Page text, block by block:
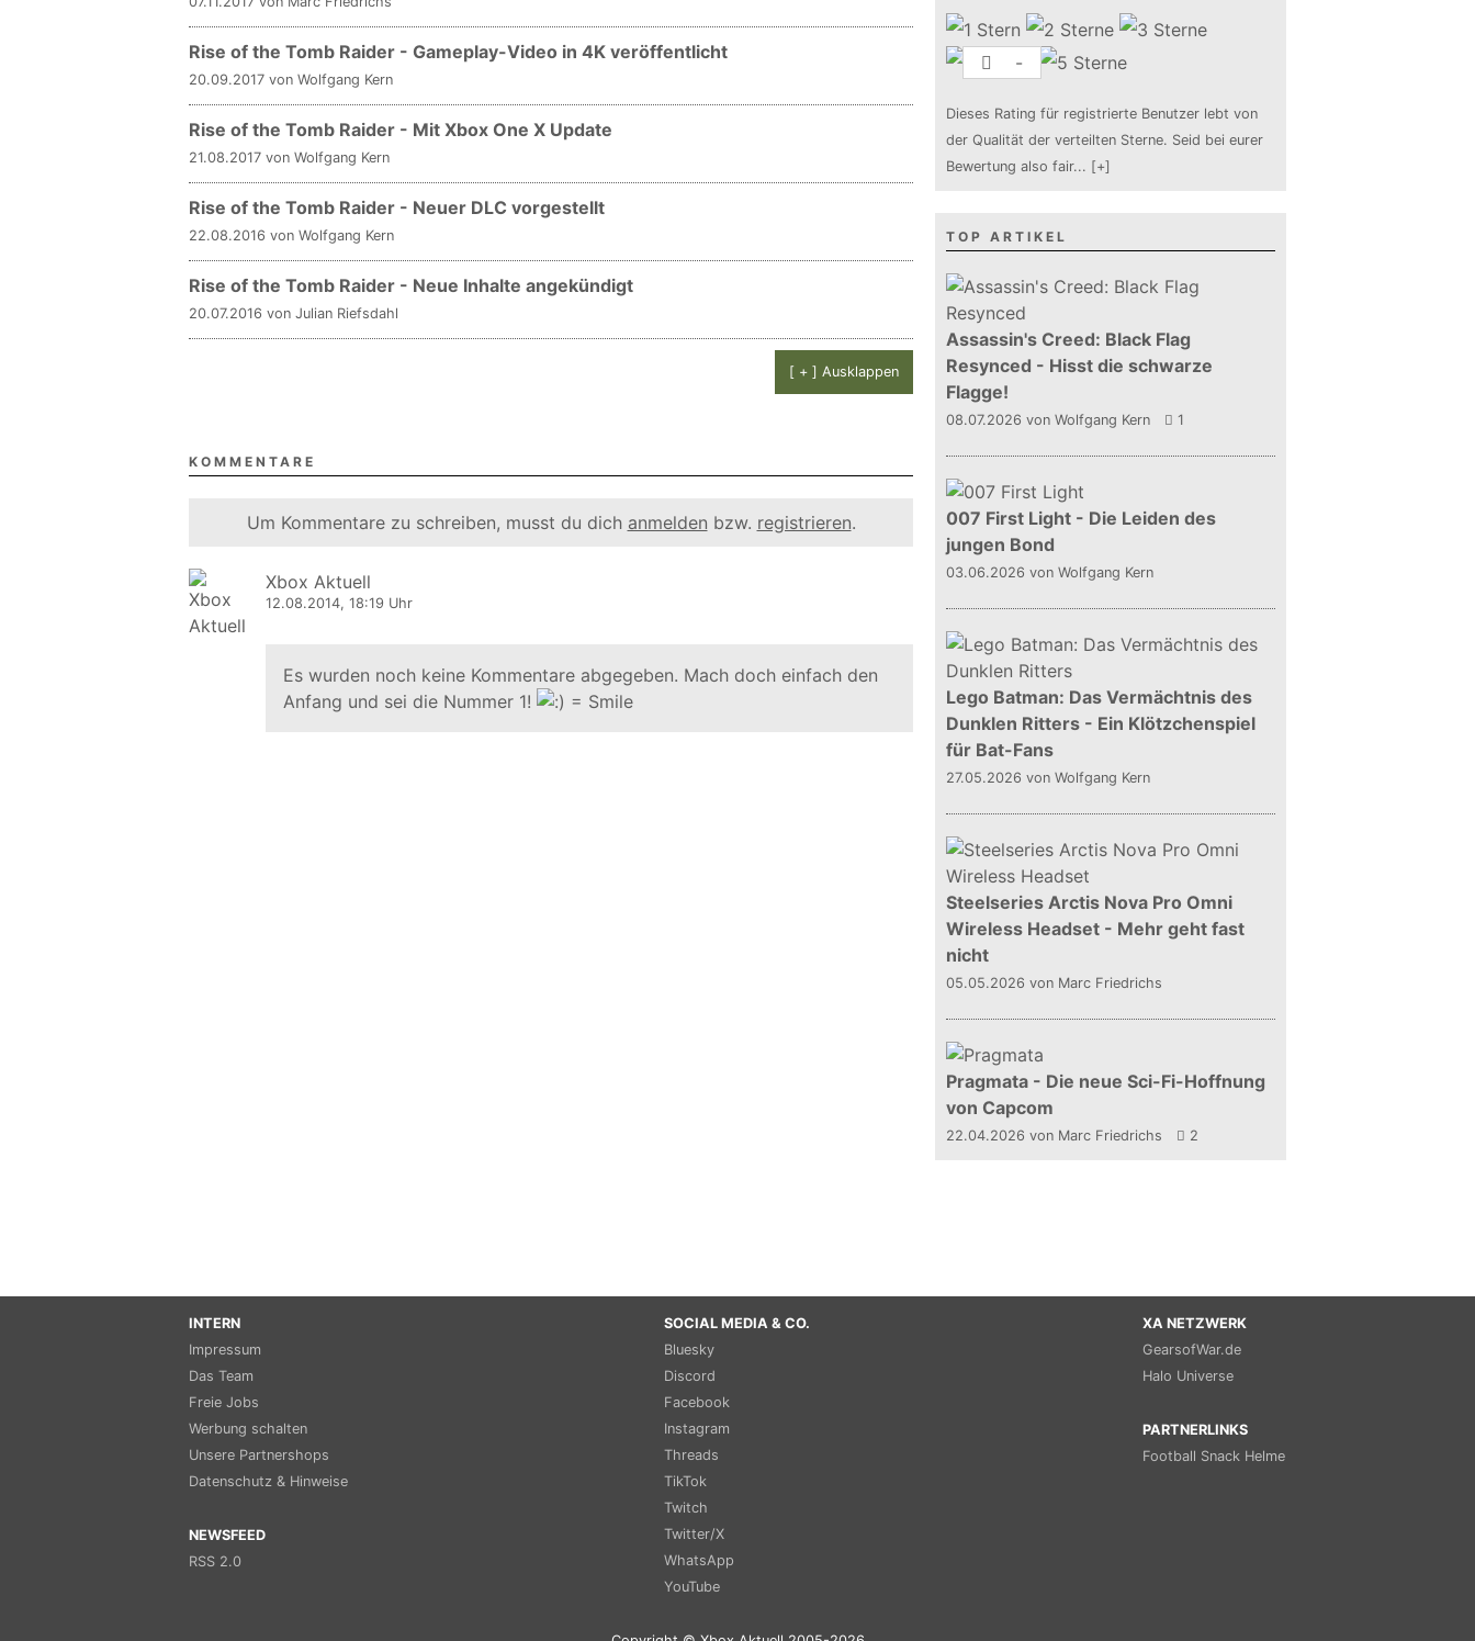
Rise of the Tomb Raider - Gameplay-Video in 4K veröffentlicht
20.09.2017 von Wolfgang Kern
Rise of the Tomb Raider - Mit Xbox One X Update
21.08.2017 von Wolfgang Kern
Rise of the Tomb Raider - Neuer DLC vorgestellt
22.08.2016 von Wolfgang Kern
Rise of the Tomb Raider - Neue Inhalte angekündigt
20.07.2016 von Julian Riefsdahl
[ + ] Ausklappen
KOMMENTARE
Um Kommentare zu schreiben, musst du dich anmelden bzw. registrieren.
Xbox Aktuell
12.08.2014, 18:19 Uhr
Es wurden noch keine Kommentare abgegeben. Mach doch einfach den
Anfang und sei die Nummer 1!
-
Dieses Rating für registrierte Benutzer lebt von
der Qualität der verteilten Sterne. Seid bei eurer
Bewertung also fair... [+]
TOP ARTIKEL
Assassin's Creed: Black Flag
Resynced - Hisst die schwarze
Flagge!
08.07.2026 von Wolfgang Kern 1
007 First Light - Die Leiden des
jungen Bond
03.06.2026 von Wolfgang Kern
Lego Batman: Das Vermächtnis des
Dunklen Ritters - Ein Klötzchenspiel
für Bat-Fans
27.05.2026 von Wolfgang Kern
Steelseries Arctis Nova Pro Omni
Wireless Headset - Mehr geht fast
nicht
05.05.2026 von Marc Friedrichs
Pragmata - Die neue Sci-Fi-Hoffnung
von Capcom
22.04.2026 von Marc Friedrichs 2
INTERN
Impressum
Das Team
Freie Jobs
Werbung schalten
Unsere Partnershops
Datenschutz & Hinweise
NEWSFEED
RSS 2.0
SOCIAL MEDIA & CO.
Bluesky
Discord
Facebook
Instagram
Threads
TikTok
Twitch
Twitter/X
WhatsApp
YouTube
XA NETZWERK
GearsofWar.de
Halo Universe
PARTNERLINKS
Football Snack Helme